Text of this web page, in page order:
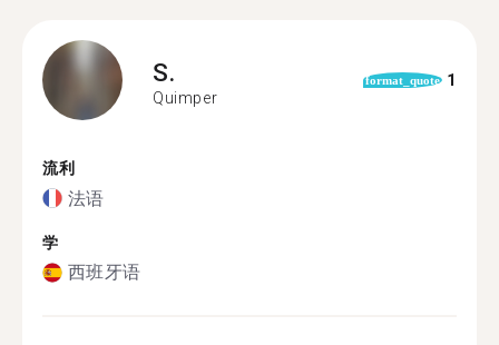
S.
Quimper
format_quote 1
流利
法语
学
西班牙语